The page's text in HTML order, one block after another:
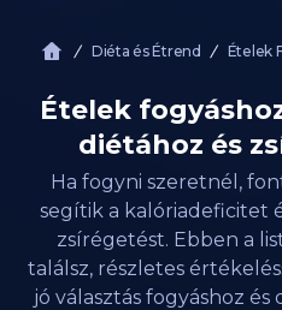
Diéta és Étrend Ételek
Ételek
diétához és
Ha fogyni szeretnél,
segítik a kalóriadeficitet
zsírégetést. Ebben a
találsz, részletes
jó választás fogyáshoz